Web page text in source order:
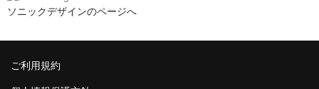
ソニックデザインのページへ
ご利用規約